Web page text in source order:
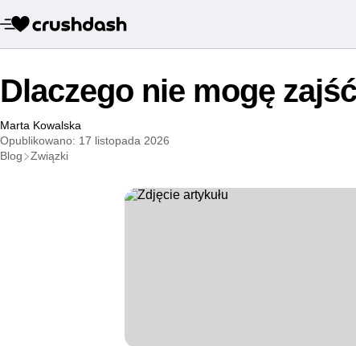
Dlaczego nie mogę
Marta Kowalska
Opublikowano: 17 listopada 2026
Blog
Związki